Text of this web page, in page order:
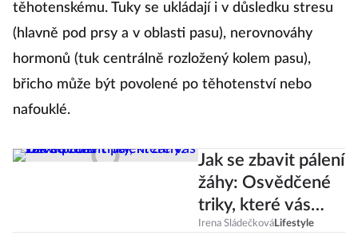
těhotenskému. Tuky se ukládají i v důsledku stresu
(hlavně pod prsy a v oblasti pasu), nerovnováhy
hormonů (tuk centrálně rozložený kolem pasu),
břicho může být povolené po těhotenství nebo
nafouklé.
Jak se zbavit pálení
žáhy: Osvědčené
triky, které vás
zbaví potíží
Irena SládečkováLifestyle